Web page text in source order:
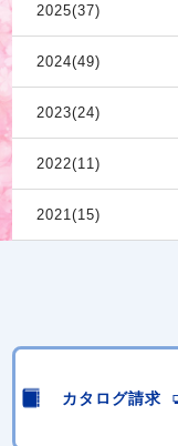
2025(37)
2024(49)
2023(24)
2022(11)
2021(15)
カタログ請求